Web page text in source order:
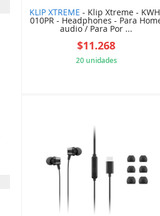
KLIP XTREME - Klip Xtreme -
010PR - Headphones - Para
audio / Para Por ...
$11.268
20 unidades